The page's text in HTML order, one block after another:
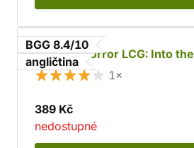
BGG 8.4/10
angličtina
Arkham Horror LCG: Into
1×
389 Kč
nedostupné